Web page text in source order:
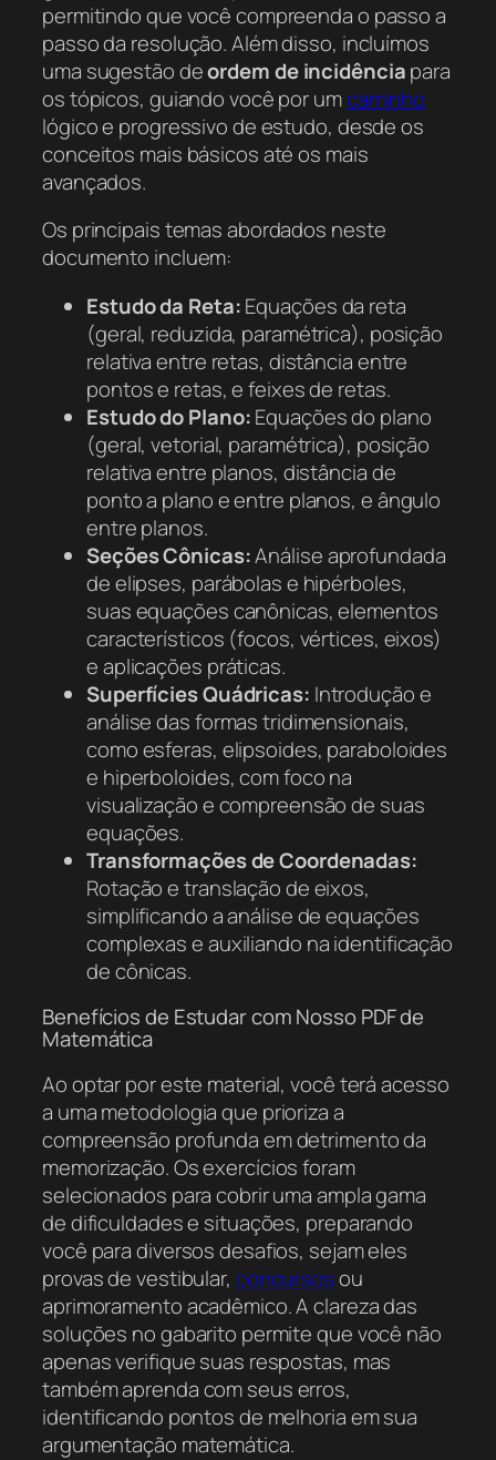
permitindo que você compreenda o passo a
passo da resolução. Além disso, incluímos
uma sugestão deordem de incidênciapara
os tópicos, guiando você por umcaminho
lógico e progressivo de estudo, desde os
conceitos mais básicos até os mais
avançados.
Os principais temas abordados neste
documento incluem:
Estudo da Reta:Equações da reta
(geral, reduzida, paramétrica), posição
relativa entre retas, distância entre
pontos e retas, e feixes de retas.
Estudo do Plano:Equações do plano
(geral, vetorial, paramétrica), posição
relativa entre planos, distância de
ponto a plano e entre planos, e ângulo
entre planos.
Seções Cônicas:Análise aprofundada
de elipses, parábolas e hipérboles,
suas equações canônicas, elementos
característicos (focos, vértices, eixos)
e aplicações práticas.
Superfícies Quádricas: Introdução e
análise das formas tridimensionais,
como esferas, elipsoides, paraboloides
e hiperboloides, com foco na
visualização e compreensão de suas
equações.
Transformações de Coordenadas:
Rotação e translação de eixos,
simplificando a análise de equações
complexas e auxiliando na identificação
de cônicas.
Benefícios de Estudar com Nosso PDF de
Matemática
Ao optar por este material, você terá acesso
a uma metodologia que prioriza a
compreensão profunda em detrimento da
memorização. Os exercícios foram
selecionados para cobrir uma ampla gama
de dificuldades e situações, preparando
você para diversos desafios, sejam eles
provas de vestibular, concursosou
aprimoramento acadêmico. A clareza das
soluções no gabarito permite que você não
apenas verifique suas respostas, mas
também aprenda com seus erros,
identificando pontos de melhoria em sua
argumentação matemática.